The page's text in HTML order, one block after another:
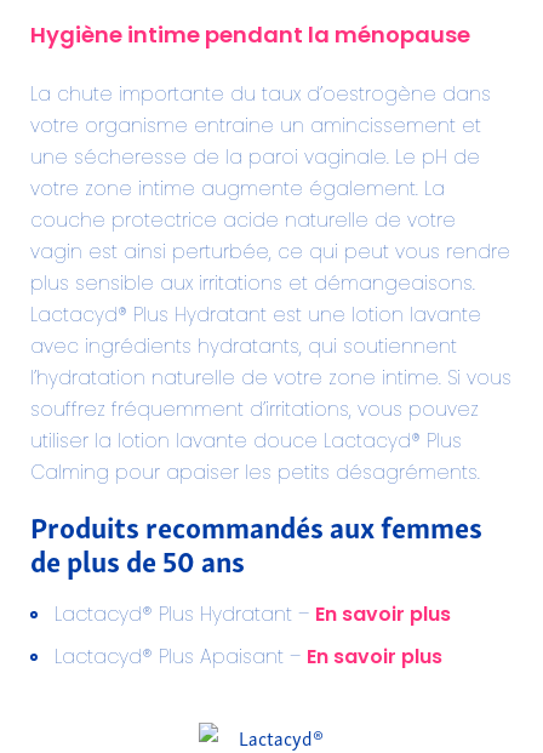
Hygiène intime pendant la ménopause
La chute importante du taux d’oestrogène dans
votre organisme entraine un amincissement et
une sécheresse de la paroi vaginale. Le pH de
votre zone intime augmente également. La
couche protectrice acide naturelle de votre
vagin est ainsi perturbée, ce qui peut vous rendre
plus sensible aux irritations et démangeaisons.
Lactacyd® Plus Hydratant est une lotion lavante
avec ingrédients hydratants, qui soutiennent
l’hydratation naturelle de votre zone intime. Si vous
souffrez fréquemment d’irritations, vous pouvez
utiliser la lotion lavante douce Lactacyd® Plus
Calming pour apaiser les petits désagréments.
Produits recommandés aux femmes
de plus de 50 ans
Lactacyd® Plus Hydratant – En savoir plus
Lactacyd® Plus Apaisant – En savoir plus